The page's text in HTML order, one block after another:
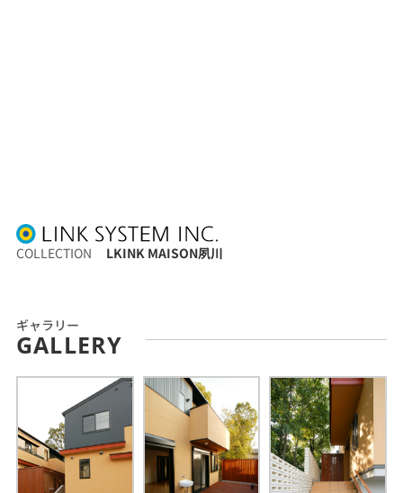
COLLECTION LKINK MAISON夙川
ギャラリー
GALLERY